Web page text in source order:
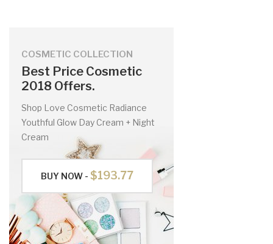
COSMETIC COLLECTION
Best Price Cosmetic
2018 Offers.
Shop Love Cosmetic Radiance
Youthful Glow Day Cream + Night
Cream
BUY NOW - $193.77